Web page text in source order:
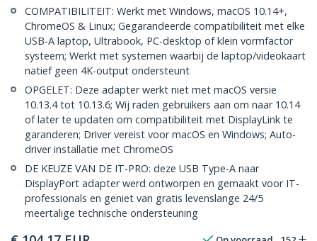
COMPATIBILITEIT: Werkt met Windows, macOS 10.14+,
ChromeOS & Linux; Gegarandeerde compatibiliteit met elke
USB-A laptop, Ultrabook, PC-desktop of klein vormfactor
systeem; Werkt met systemen waarbij de laptop/videokaart
natief geen 4K-output ondersteunt
OPGELET: Deze adapter werkt niet met macOS versie
10.13.4 tot 10.13.6; Wij raden gebruikers aan om naar 10.14
of later te updaten om compatibiliteit met DisplayLink te
garanderen; Driver vereist voor macOS en Windows; Auto-
driver installatie met ChromeOS
DE KEUZE VAN DE IT-PRO: deze USB Type-A naar
DisplayPort adapter werd ontworpen en gemaakt voor IT-
professionals en geniet van gratis levenslange 24/5
meertalige technische ondersteuning